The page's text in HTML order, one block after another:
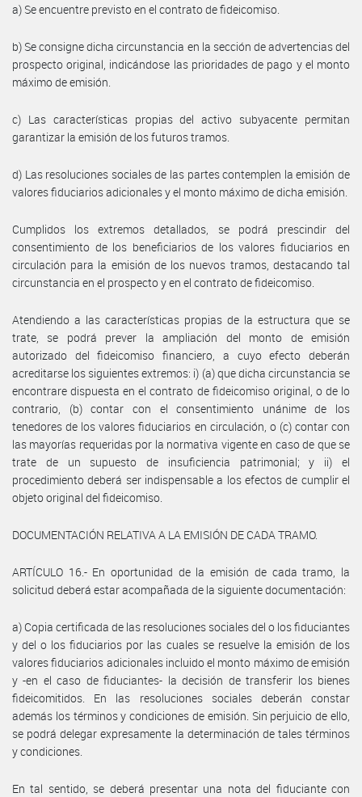
a) Se encuentre previsto en el contrato de fideicomiso.
b) Se consigne dicha circunstancia en la sección de advertencias del
prospecto original, indicándose las prioridades de pago y el monto
máximo de emisión.
c) Las características propias del activo subyacente permitan
garantizar la emisión de los futuros tramos.
d) Las resoluciones sociales de las partes contemplen la emisión de
valores fiduciarios adicionales y el monto máximo de dicha emisión.
Cumplidos los extremos detallados, se podrá prescindir del
consentimiento de los beneficiarios de los valores fiduciarios en
circulación para la emisión de los nuevos tramos, destacando tal
circunstancia en el prospecto y en el contrato de fideicomiso.
Atendiendo a las características propias de la estructura que se
trate, se podrá prever la ampliación del monto de emisión
autorizado del fideicomiso financiero, a cuyo efecto deberán
acreditarse los siguientes extremos: i) (a) que dicha circunstancia se
encontrare dispuesta en el contrato de fideicomiso original, o de lo
contrario, (b) contar con el consentimiento unánime de los
tenedores de los valores fiduciarios en circulación, o (c) contar con
las mayorías requeridas por la normativa vigente en caso de que se
trate de un supuesto de insuficiencia patrimonial; y ii) el
procedimiento deberá ser indispensable a los efectos de cumplir el
objeto original del fideicomiso.
DOCUMENTACIÓN RELATIVA A LA EMISIÓN DE CADA TRAMO.
ARTÍCULO 16.- En oportunidad de la emisión de cada tramo, la
solicitud deberá estar acompañada de la siguiente documentación:
a) Copia certificada de las resoluciones sociales del o los fiduciantes
y del o los fiduciarios por las cuales se resuelve la emisión de los
valores fiduciarios adicionales incluido el monto máximo de emisión
y -en el caso de fiduciantes- la decisión de transferir los bienes
fideicomitidos. En las resoluciones sociales deberán constar
además los términos y condiciones de emisión. Sin perjuicio de ello,
se podrá delegar expresamente la determinación de tales términos
y condiciones.
En tal sentido, se deberá presentar una nota del fiduciante con